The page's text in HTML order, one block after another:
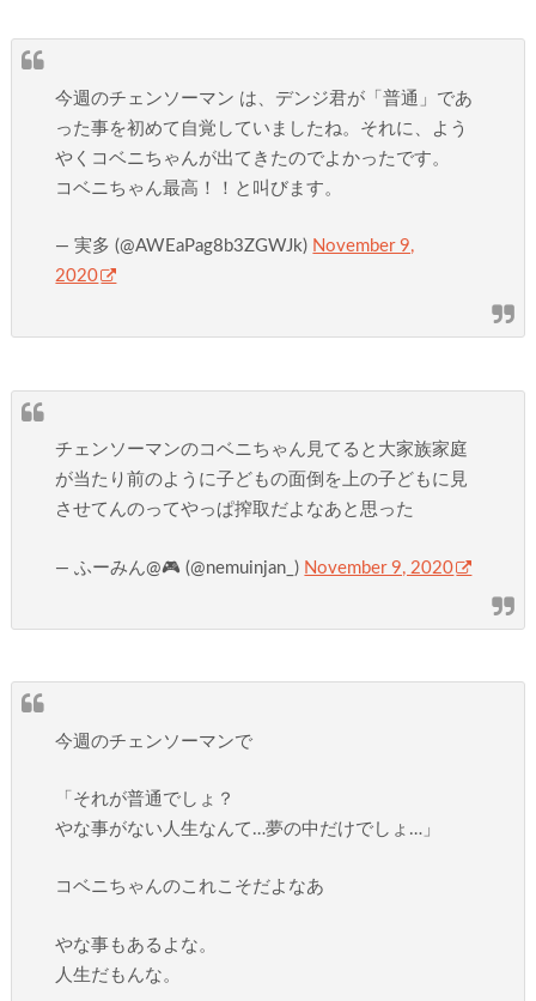
今週のチェンソーマン は、デンジ君が「普通」であ
った事を初めて自覚していましたね。それに、よう
やくコベニちゃんが出てきたのでよかったです。
コベニちゃん最高！！と叫びます。
— 実多 (@AWEaPag8b3ZGWJk) November 9,
2020
チェンソーマンのコベニちゃん見てると大家族家庭
が当たり前のように子どもの面倒を上の子どもに見
させてんのってやっぱ搾取だよなあと思った
— ふーみん@🎮 (@nemuinjan_) November 9, 2020
今週のチェンソーマンで
「それが普通でしょ？
やな事がない人生なんて…夢の中だけでしょ…」
コベニちゃんのこれこそだよなあ
やな事もあるよな。
人生だもんな。